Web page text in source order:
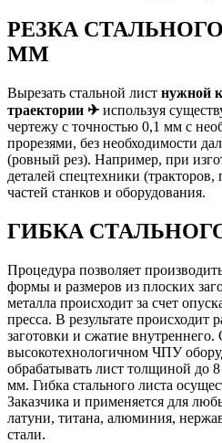
РЕЗКА
ММ
Вырезать стальной лист нужной
траектории ✈ используя
чертежу с точностью 0,1 мм с
прорезями, без необходимости
(ровный рез). Например, при
деталей спецтехники
частей станков и оборудования.
ГИБКА
Процедура позволяет
формы и размеров из плоских
металла происходит за счет
пресса. В результате происходит
заготовки и сжатие
высокотехнологичном ЧПУ
обрабатывать лист толщиной до
мм. Гибка стального листа
Заказчика и применяется для
латуни, титана, алюминия,
стали.